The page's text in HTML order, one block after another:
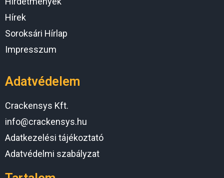
Hírek
Soroksári Hírlap
Impresszum
Adatvédelem
Crackensys Kft.
info@crackensys.hu
Adatkezelési tájékoztató
Adatvédelmi szabályzat